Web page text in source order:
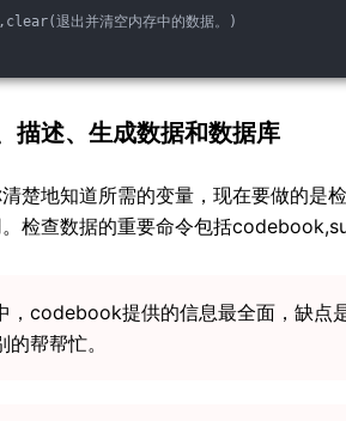
,clear(退出并清空内存中的数据。)
描述、生成数据和数据库
楚地知道所需的变量，现在要做的是
检查数据的重要命令包括
，codebook提供的信息最全面，缺点
的帮帮忙。